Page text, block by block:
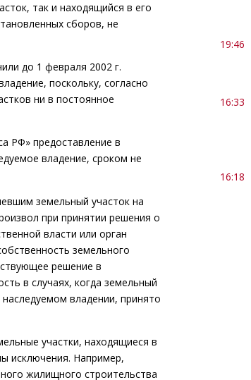
так и находящийся в его
сборов, не
до 1 февраля 2002 г.
поскольку, согласно
ни в постоянное
РФ» предоставление в
владение, сроком не
земельный участок на
при принятии решения о
власти или орган
земельного
решение в
в случаях, когда земельный
владении, принято
участки, находящиеся в
исключения. Например,
жилищного строительства
19:46
16:33
16:18